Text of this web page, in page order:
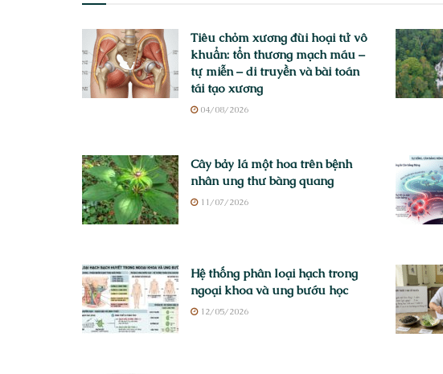
Tiêu chỏm xương đùi hoại tử vô
khuẩn: tổn thương mạch máu –
tự miễn – di truyền và bài toán
tái tạo xương
04/08/2026
Cây bảy lá một hoa trên bệnh
nhân ung thư bàng quang
11/07/2026
Hệ thống phân loại hạch trong
ngoại khoa và ung bướu học
12/05/2026